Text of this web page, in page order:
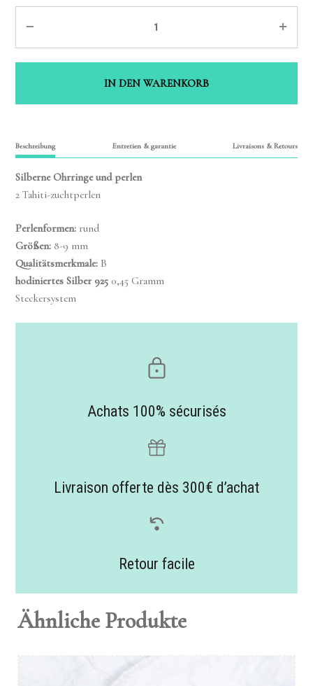
IN DEN WARENKORB
Beschreibung Entretien & garantie Livraisons & Retours
Silberne Ohrringe und perlen
2 Tahiti-zuchtperlen
Perlenformen: rund
Größen: 8-9 mm
Qualitätsmerkmale: B
hodiniertes Silber925 0,45 Gramm
Steckersystem
Achats 100% sécurisés
Livraison offerte dès 300€ d’achat
Retour facile
Ähnliche Produkte